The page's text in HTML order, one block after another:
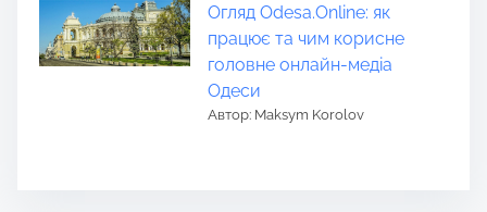
Огляд Odesa.Online: як
працює та чим корисне
головне онлайн-медіа
Одеси
Автор: Maksym Korolov